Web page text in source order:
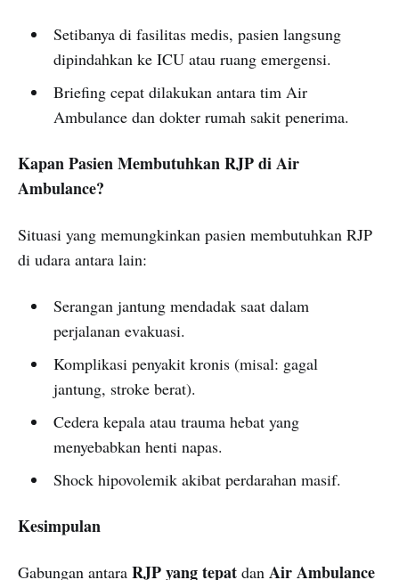
Setibanya di fasilitas medis, pasien langsung
dipindahkan ke ICU atau ruang emergensi.
Briefing cepat dilakukan antara tim Air
Ambulance dan dokter rumah sakit penerima.
Kapan Pasien Membutuhkan RJP di Air
Ambulance?
Situasi yang memungkinkan pasien membutuhkan RJP
di udara antara lain:
Serangan jantung mendadak saat dalam
perjalanan evakuasi.
Komplikasi penyakit kronis (misal: gagal
jantung, stroke berat).
Cedera kepala atau trauma hebat yang
menyebabkan henti napas.
Shock hipovolemik akibat perdarahan masif.
Kesimpulan
Gabungan antara RJP yang tepat dan Air Ambulance